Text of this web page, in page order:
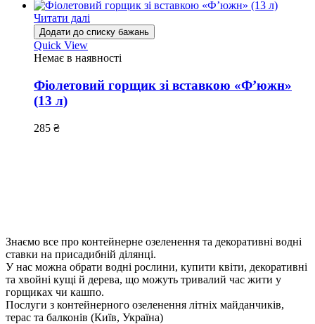
Читати далі
Додати до списку бажань
Quick View
Немає в наявності
Фіолетовий горщик зі вставкою «Ф’южн»
(13 л)
285 ₴
Знаємо все про контейнерне озеленення та декоративні водні
ставки на присадибній ділянці.
У нас можна обрати водні рослини, купити квіти, декоративні
та хвойні кущі й дерева, що можуть тривалий час жити у
горщиках чи кашпо.
Послуги з контейнерного озеленення літніх майданчиків,
терас та балконів (Київ, Україна)